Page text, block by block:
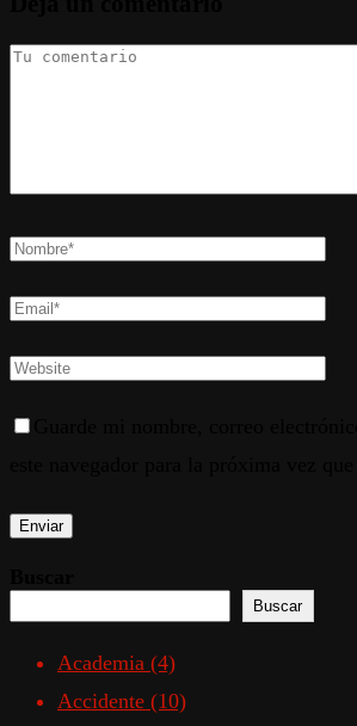
Buscar
Academia (4)
Accidente (10)